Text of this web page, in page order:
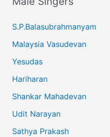
S.P.Balasubrahmanyam
Malaysia Vasudevan
Yesudas
Hariharan
Shankar Mahadevan
Udit Narayan
Sathya Prakash